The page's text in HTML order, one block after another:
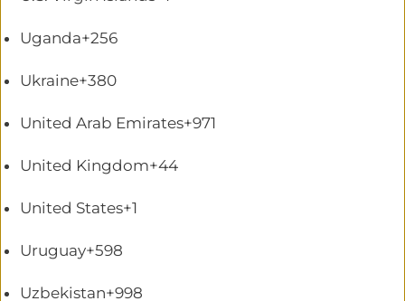
Uganda+256
Ukraine+380
United Arab Emirates+971
United Kingdom+44
United States+1
Uruguay+598
Uzbekistan+998